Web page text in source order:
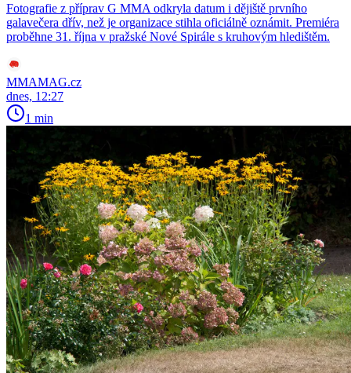
Fotografie z příprav G MMA odkryla datum i dějiště prvního
galavečera dřív, než je organizace stihla oficiálně oznámit. Premiéra
proběhne 31. října v pražské Nové Spirále s kruhovým hledištěm.
MMAMAG.cz
dnes, 12:27
1 min